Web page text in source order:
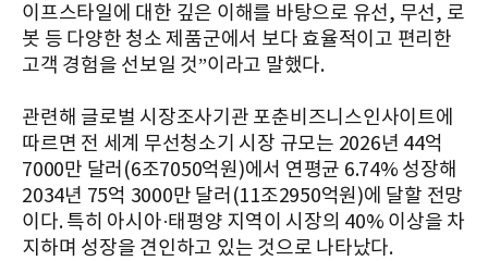
이프스타일에 대한 깊은 이해를 바탕으로 유선, 무선, 로
봇 등 다양한 청소 제품군에서 보다 효율적이고 편리한
고객 경험을 선보일 것”이라고 말했다.
관련해 글로벌 시장조사기관 포춘비즈니스인사이트에
따르면 전 세계 무선청소기 시장 규모는 2026년 44억
7000만 달러(6조7050억원)에서 연평균 6.74% 성장해
2034년 75억 3000만 달러(11조2950억원)에 달할 전망
이다. 특히 아시아·태평양 지역이 시장의 40% 이상을 차
지하며 성장을 견인하고 있는 것으로 나타났다.